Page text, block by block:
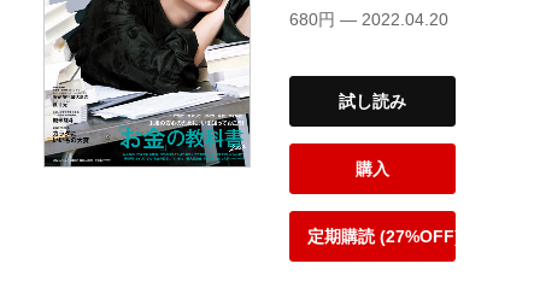
680円 — 2022.04.20
試し読み
購入
定期購読 (27%OFF)